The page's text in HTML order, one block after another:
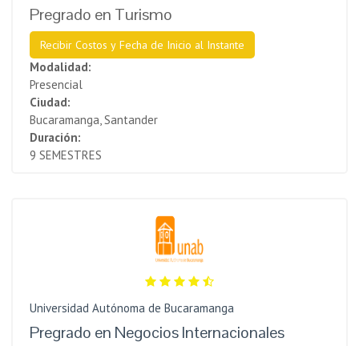
Pregrado en Turismo
Recibir Costos y Fecha de Inicio al Instante
Modalidad:
Presencial
Ciudad:
Bucaramanga, Santander
Duración:
9 SEMESTRES
Universidad Autónoma de Bucaramanga
Pregrado en Negocios Internacionales